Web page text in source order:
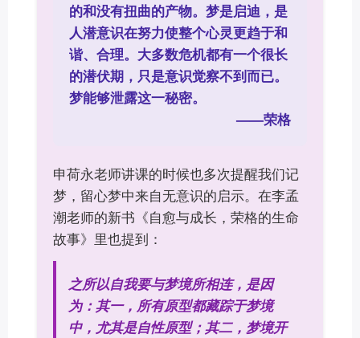
的和没有扭曲的产物。梦是启迪，是
人潜意识在努力使整个心灵更趋于和
谐、合理。大多数危机都有一个很长
的潜伏期，只是意识觉察不到而已。
梦能够泄露这一秘密。
——荣格
申荷永老师讲课的时候也多次提醒我们记
梦，留心梦中来自无意识的启示。在李孟
潮老师的新书《自愈与成长，荣格的生命
故事》里也提到：
之所以自我要与梦境所相连，是因
为：其一，所有原型都藏踪于梦境
中，尤其是自性原型；其二，梦境开